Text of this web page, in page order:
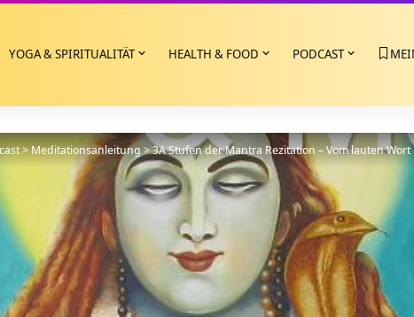
YOGA & SPIRITUALITÄT HEALTH & FOOD PODCAST
>Meditationsanleitung>3A Stufen der Mantra Rezitation – Vom lauten